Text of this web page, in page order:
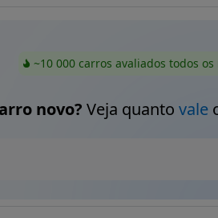
~10 000 carros avaliados todos os
novo? Veja quanto vale